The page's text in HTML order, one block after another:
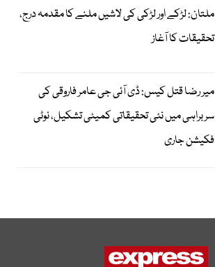
ملتان: لڑکے اور لڑکی کی لاشیں ملنے کا مقدمہ درج،
تحقیقات کا آغاز
میر رضا قتل کیس: ڈی آئی جی عامر فاروقی کی
سربراہی میں نئی تحقیقاتی کمیٹی تشکیل، نوٹی
فکیشن جاری